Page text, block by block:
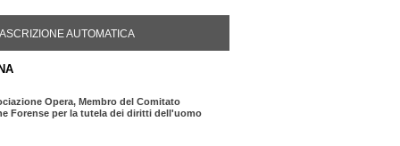
ATTIVA)AUTOMATICA
Opera, Membro del Comitato
Forense per la tutela dei diritti dell'uomo